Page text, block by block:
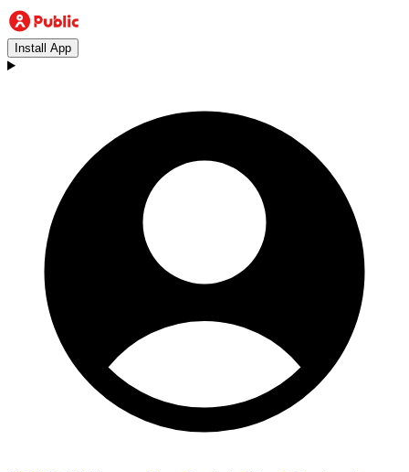
Install App